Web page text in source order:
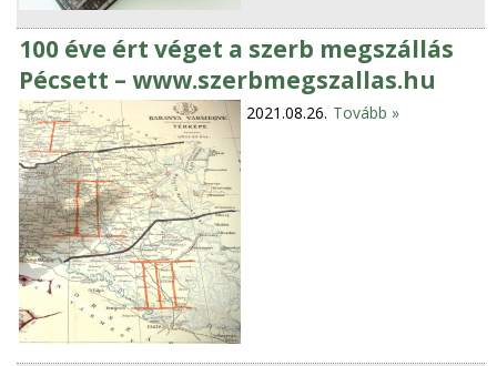
100 éve ért véget a szerb megszállás
Pécsett – www.szerbmegszallas.hu
2021.08.26. Tovább »